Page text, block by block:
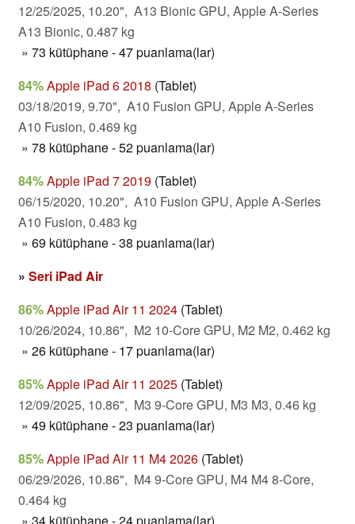
12/25/2025, 10.20", A13 Bionic GPU, Apple A-Series
A13 Bionic, 0.487 kg
» 73 kütüphane - 47 puanlama(lar)
84%Apple iPad 6 2018 (Tablet)
03/18/2019, 9.70", A10 Fusion GPU, Apple A-Series
A10 Fusion, 0.469 kg
» 78 kütüphane - 52 puanlama(lar)
84%Apple iPad 7 2019 (Tablet)
06/15/2020, 10.20", A10 Fusion GPU, Apple A-Series
A10 Fusion, 0.483 kg
» 69 kütüphane - 38 puanlama(lar)
» Seri iPad Air
86%Apple iPad Air 11 2024 (Tablet)
10/26/2024, 10.86", M2 10-Core GPU, M2 M2, 0.462 kg
» 26 kütüphane - 17 puanlama(lar)
85%Apple iPad Air 11 2025 (Tablet)
12/09/2025, 10.86", M3 9-Core GPU, M3 M3, 0.46 kg
» 49 kütüphane - 23 puanlama(lar)
85%Apple iPad Air 11 M4 2026 (Tablet)
06/29/2026, 10.86", M4 9-Core GPU, M4 M4 8-Core,
0.464 kg
» 34 kütüphane - 24 puanlama(lar)